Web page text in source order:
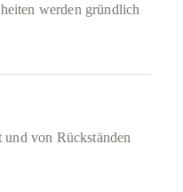
werden gründlich
von Rückständen